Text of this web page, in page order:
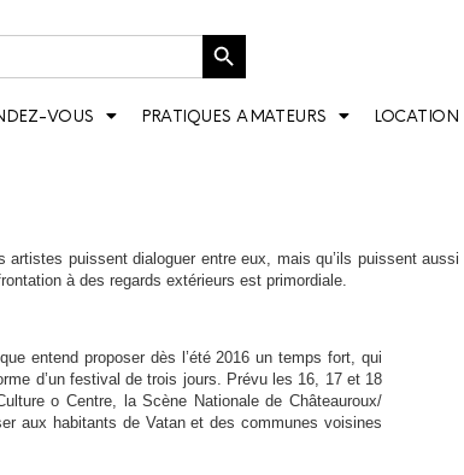
Bouton de recherche
VOUS PRATIQUES AMATEURS LOCATION
artistes puissent dialoguer entre eux, mais qu’ils puissent
à des regards extérieurs est primordiale.
entend proposer dès l’été 2016 un temps fort, qui
d’un festival de trois jours. Prévu les 16, 17 et 18
o Centre, la Scène Nationale de Châteauroux/
aux habitants de Vatan et des communes voisines